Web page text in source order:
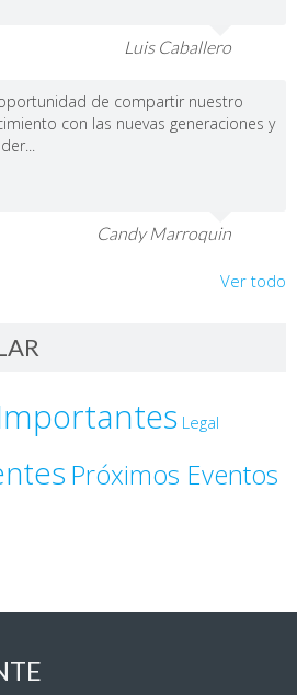
Luis Caballero
de compartir nuestro
con las nuevas generaciones y
Candy Marroquin
Ver todo
Legal
Próximos Eventos